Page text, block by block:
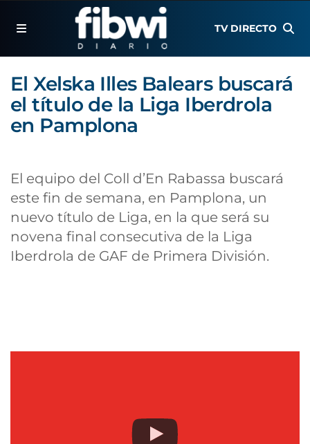
TV DIRECTO
El Xelska Illes Balears buscará
el título de la Liga Iberdrola
en Pamplona
El equipo del Coll d’En Rabassa buscará
este fin de semana, en Pamplona, un
nuevo título de Liga, en la que será su
novena final consecutiva de la Liga
Iberdrola de GAF de Primera División.